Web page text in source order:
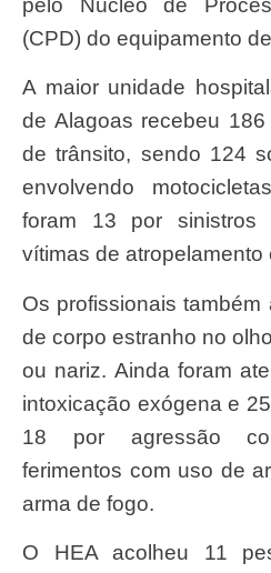
pelo Núcleo de
(CPD) do equipamento
A maior unidade hospitalar pública do interior
de Alagoas recebeu
de trânsito, sendo 124
envolvendo
foram 13 por sinistros
vítimas de atropelamento
Os profissionais também acolheram 52 vítimas
de corpo estranho no
ou nariz. Ainda foram
intoxicação exógena e
18 por agressão
ferimentos com uso de
arma de fogo.
O HEA acolheu 11 pessoas que sofreram